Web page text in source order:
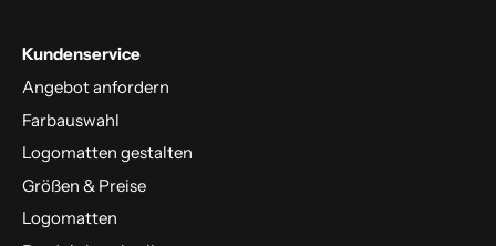
Kundenservice
Angebot anfordern
Farbauswahl
Logomatten gestalten
Größen & Preise
Logomatten